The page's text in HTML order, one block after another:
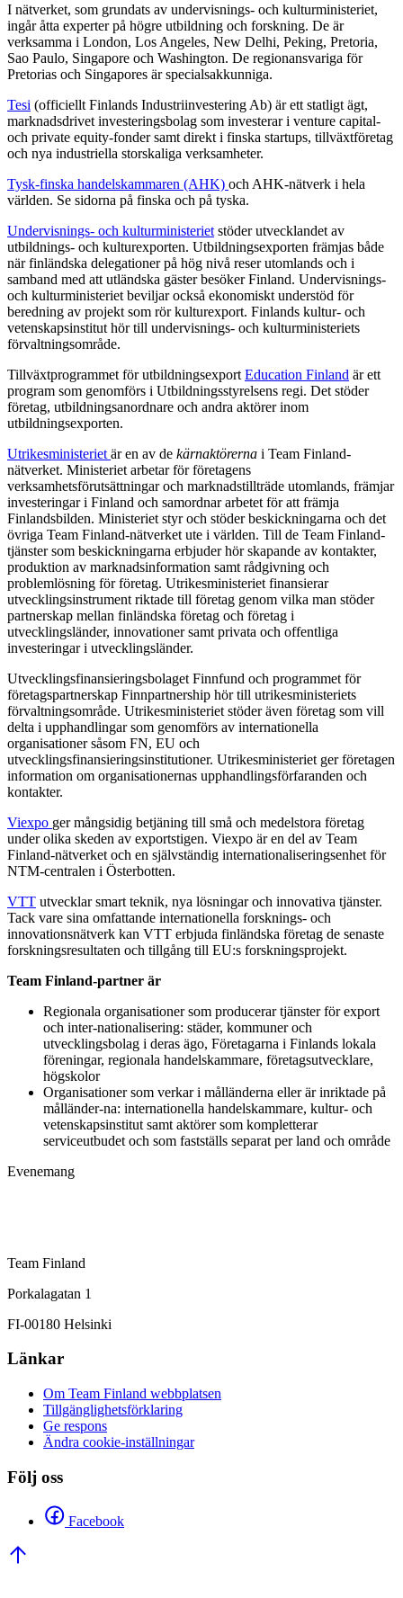
I nätverket, som grundats av undervisnings- och kulturministeriet,
ingår åtta experter på högre utbildning och forskning. De är
verksamma i London, Los Angeles, New Delhi, Peking, Pretoria,
Sao Paulo, Singapore och Washington. De regionansvariga för
Pretorias och Singapores är specialsakkunniga.
Tesi (officiellt Finlands Industriinvestering Ab) är ett statligt ägt,
marknadsdrivet investeringsbolag som investerar i venture capital-
och private equity-fonder samt direkt i finska startups, tillväxtföretag
och nya industriella storskaliga verksamheter.
Tysk-finska handelskammaren (AHK) och AHK-nätverk i hela
världen. Se sidorna på finska och på tyska.
Undervisnings- och kulturministeriet stöder utvecklandet av
utbildnings- och kulturexporten. Utbildningsexporten främjas både
när finländska delegationer på hög nivå reser utomlands och i
samband med att utländska gäster besöker Finland. Undervisnings-
och kulturministeriet beviljar också ekonomiskt understöd för
beredning av projekt som rör kulturexport. Finlands kultur- och
vetenskapsinstitut hör till undervisnings- och kulturministeriets
förvaltningsområde.
Tillväxtprogrammet för utbildningsexport Education Finland är ett
program som genomförs i Utbildningsstyrelsens regi. Det stöder
företag, utbildningsanordnare och andra aktörer inom
utbildningsexporten.
Utrikesministeriet är en av de kärnaktörerna i Team Finland-
nätverket. Ministeriet arbetar för företagens
verksamhetsförutsättningar och marknadstillträde utomlands, främjar
investeringar i Finland och samordnar arbetet för att främja
Finlandsbilden. Ministeriet styr och stöder beskickningarna och det
övriga Team Finland-nätverket ute i världen. Till de Team Finland-
tjänster som beskickningarna erbjuder hör skapande av kontakter,
produktion av marknadsinformation samt rådgivning och
problemlösning för företag. Utrikesministeriet finansierar
utvecklingsinstrument riktade till företag genom vilka man stöder
partnerskap mellan finländska företag och företag i
utvecklingsländer, innovationer samt privata och offentliga
investeringar i utvecklingsländer.
Utvecklingsfinansieringsbolaget Finnfund och programmet för
företagspartnerskap Finnpartnership hör till utrikesministeriets
förvaltningsområde. Utrikesministeriet stöder även företag som vill
delta i upphandlingar som genomförs av internationella
organisationer såsom FN, EU och
utvecklingsfinansieringsinstitutioner. Utrikesministeriet ger företagen
information om organisationernas upphandlingsförfaranden och
kontakter.
Viexpo ger mångsidig betjäning till små och medelstora företag
under olika skeden av exportstigen. Viexpo är en del av Team
Finland-nätverket och en självständig internationaliseringsenhet för
NTM-centralen i Österbotten.
VTT utvecklar smart teknik, nya lösningar och innovativa tjänster.
Tack vare sina omfattande internationella forsknings- och
innovationsnätverk kan VTT erbjuda finländska företag de senaste
forskningsresultaten och tillgång till EU:s forskningsprojekt.
Team Finland-partner är
Regionala organisationer som producerar tjänster för export
och inter-nationalisering: städer, kommuner och
utvecklingsbolag i deras ägo, Företagarna i Finlands lokala
föreningar, regionala handelskammare, företagsutvecklare,
högskolor
Organisationer som verkar i målländerna eller är inriktade på
målländer-na: internationella handelskammare, kultur- och
vetenskapsinstitut samt aktörer som kompletterar
serviceutbudet och som fastställs separat per land och område
Evenemang
Team Finland
Porkalagatan 1
FI-00180 Helsinki
Länkar
Om Team Finland webbplatsen
Tillgänglighetsförklaring
Ge respons
Ändra cookie-inställningar
Följ oss
Facebook